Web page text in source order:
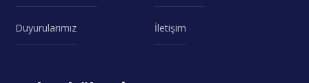
Duyurularımız İletişim